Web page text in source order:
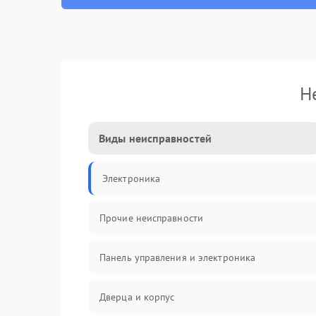
Виды неисправностей
Электроника
Прочие неисправности
Панель управления и электроника
Дверца и корпус